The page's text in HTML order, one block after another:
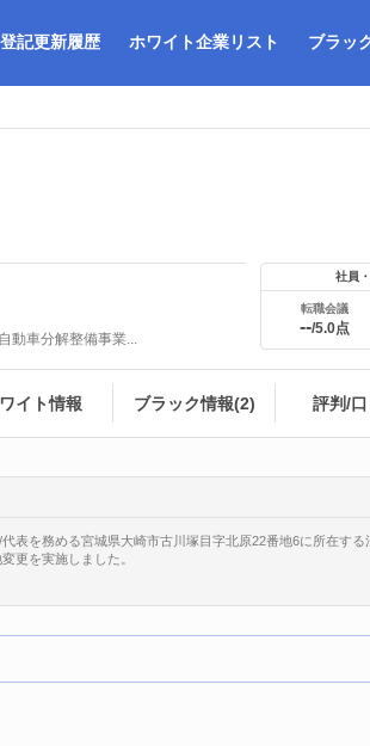
登記更新履歴 ホワイト企業リスト ブラッ
動車分解整備事業...
社員
転職会議
--/5.0点
イト情報 ブラック情報(2) 評判/口
表を務める宮城県大崎市古川塚目字北原22番地6に所在する
更を実施しました。